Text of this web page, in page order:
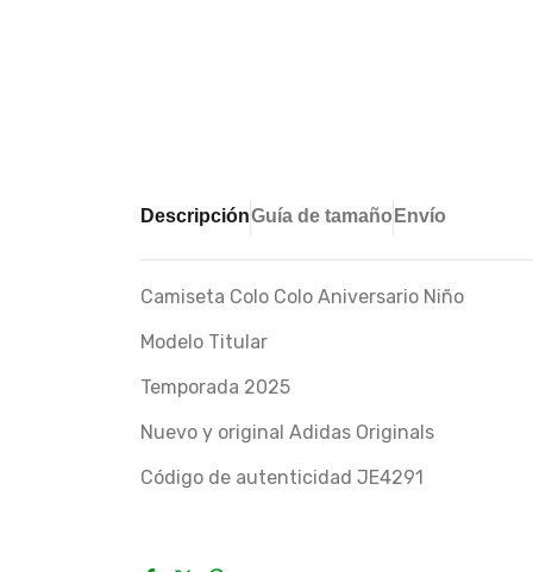
DescripciónGuía de tamaño Envío
Camiseta Colo Colo Aniversario Niño
Modelo Titular
Temporada 2025
Nuevo y original Adidas Originals
Código de autenticidad JE4291